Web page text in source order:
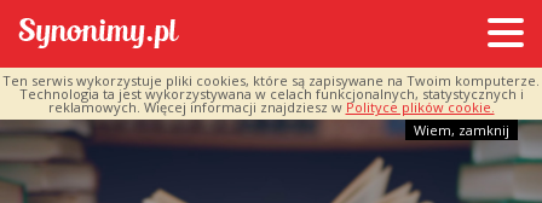
Ten serwis wykorzystuje pliki cookies, które są zapisywane na Twoim komputerze.
Technologia ta jest wykorzystywana w celach funkcjonalnych, statystycznych i
reklamowych. Więcej informacji znajdziesz w Polityce plików cookie.
Wiem, zamknij